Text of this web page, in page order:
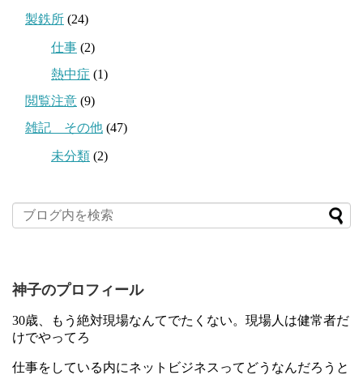
製鉄所 (24)
仕事 (2)
熱中症 (1)
閲覧注意 (9)
雑記 その他 (47)
未分類 (2)
神子のプロフィール
30歳、もう絶対現場なんてでたくない。現場人は健常者だ
けでやってろ
仕事をしている内にネットビジネスってどうなんだろうと